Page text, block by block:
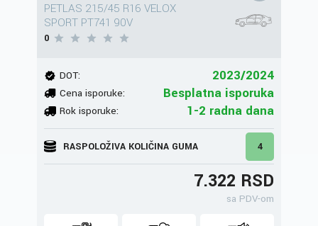
PETLAS 215/45 R16 VELOX
SPORT PT741 90V
0
DOT: 2023/2024
Cena isporuke: Besplatna isporuka
Rok isporuke: 1-2 radna dana
RASPOLOŽIVA KOLIČINA GUMA 4
7.322 RSD
sa PDV-om